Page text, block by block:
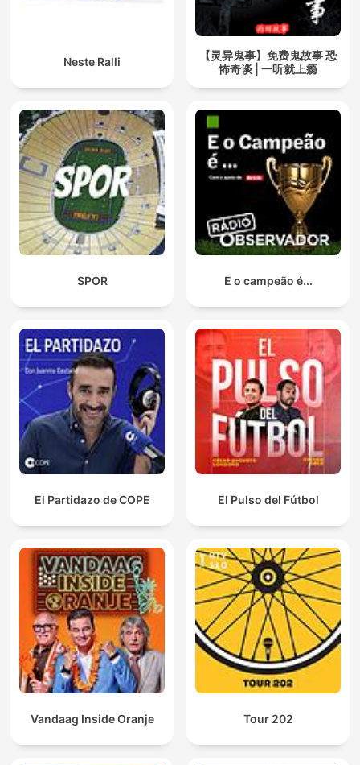
Neste Ralli
【灵异鬼事】免费鬼故事 恐
怖奇谈 | 一听就上瘾
SPOR E o campeão é...
El Partidazo de COPE El Pulso del Fútbol
Vandaag Inside Oranje Tour 202